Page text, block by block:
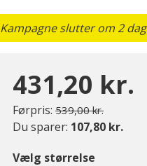
Kampagne slutter om 2
431,20 kr.
Førpris: Pris nedsat fra
539,00 kr.til
Du sparer: 107,80 kr.
Vælg størrelse